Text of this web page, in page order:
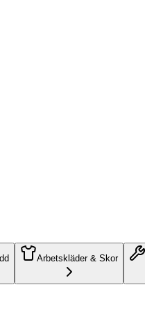
Arbetskläder & Skor